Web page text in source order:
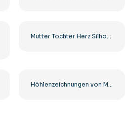
Mutter Tochter Herz Silhouette Symbol Kostenlose PNG
Höhlenzeichnungen von Menschen und Tieren Kostenlose PNG